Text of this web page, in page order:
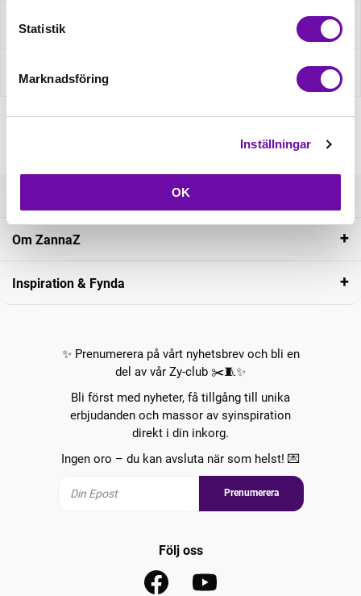
Statistik
Marknadsföring
Inställningar
OK
Fråga om produkt
Recensioner
Om ZannaZ
Inspiration & Fynda
✨ Prenumerera på vårt nyhetsbrev och bli en
del av vår Zy-club ✂️🧵✨
Bli först med nyheter, få tillgång till unika
erbjudanden och massor av syinspiration
direkt i din inkorg.
Ingen oro – du kan avsluta när som helst! 💌
Prenumerera
Följ oss